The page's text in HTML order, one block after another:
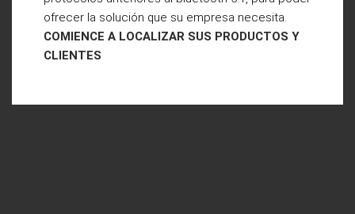
ofrecer la solución que su empresa necesita.
COMIENCE A LOCALIZAR SUS PRODUCTOS Y
CLIENTES